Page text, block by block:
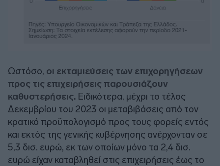
Ωστόσο, οι εκταμιεύσεις των επιχορηγήσεων
προς τις επιχειρήσεις παρουσιάζουν
καθυστερήσεις. Ειδικότερα, μέχρι το τέλος
Δεκεμβρίου του 2023 οι μεταβιβάσεις από τον
κρατικό προϋπολογισμό προς τους φορείς εντός
και εκτός της γενικής κυβέρνησης ανέρχονταν σε
5,3 δισ. ευρώ, εκ των οποίων μόνο τα 2,4 δισ.
ευρώ είχαν καταβληθεί στις επιχειρήσεις έως το